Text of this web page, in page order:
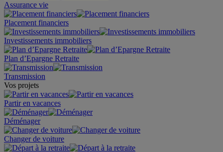
Assurance vie
Placement financiers
Investissements immobiliers
Plan d’Epargne Retraite
Transmission
Vos projets
Partir en vacances
Déménager
Changer de voiture